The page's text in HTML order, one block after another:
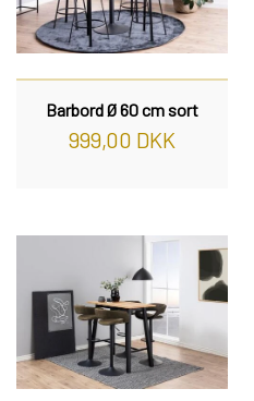
DAYBED/
REOL
REOL
OM
Barbord Ø 60 cm sort
999,00 DKK